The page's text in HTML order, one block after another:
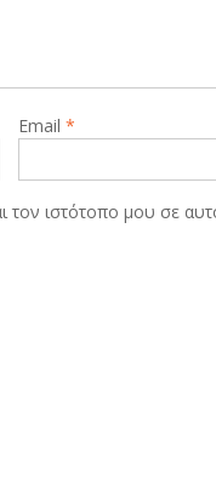
Email *
τον ιστότοπο μου σε